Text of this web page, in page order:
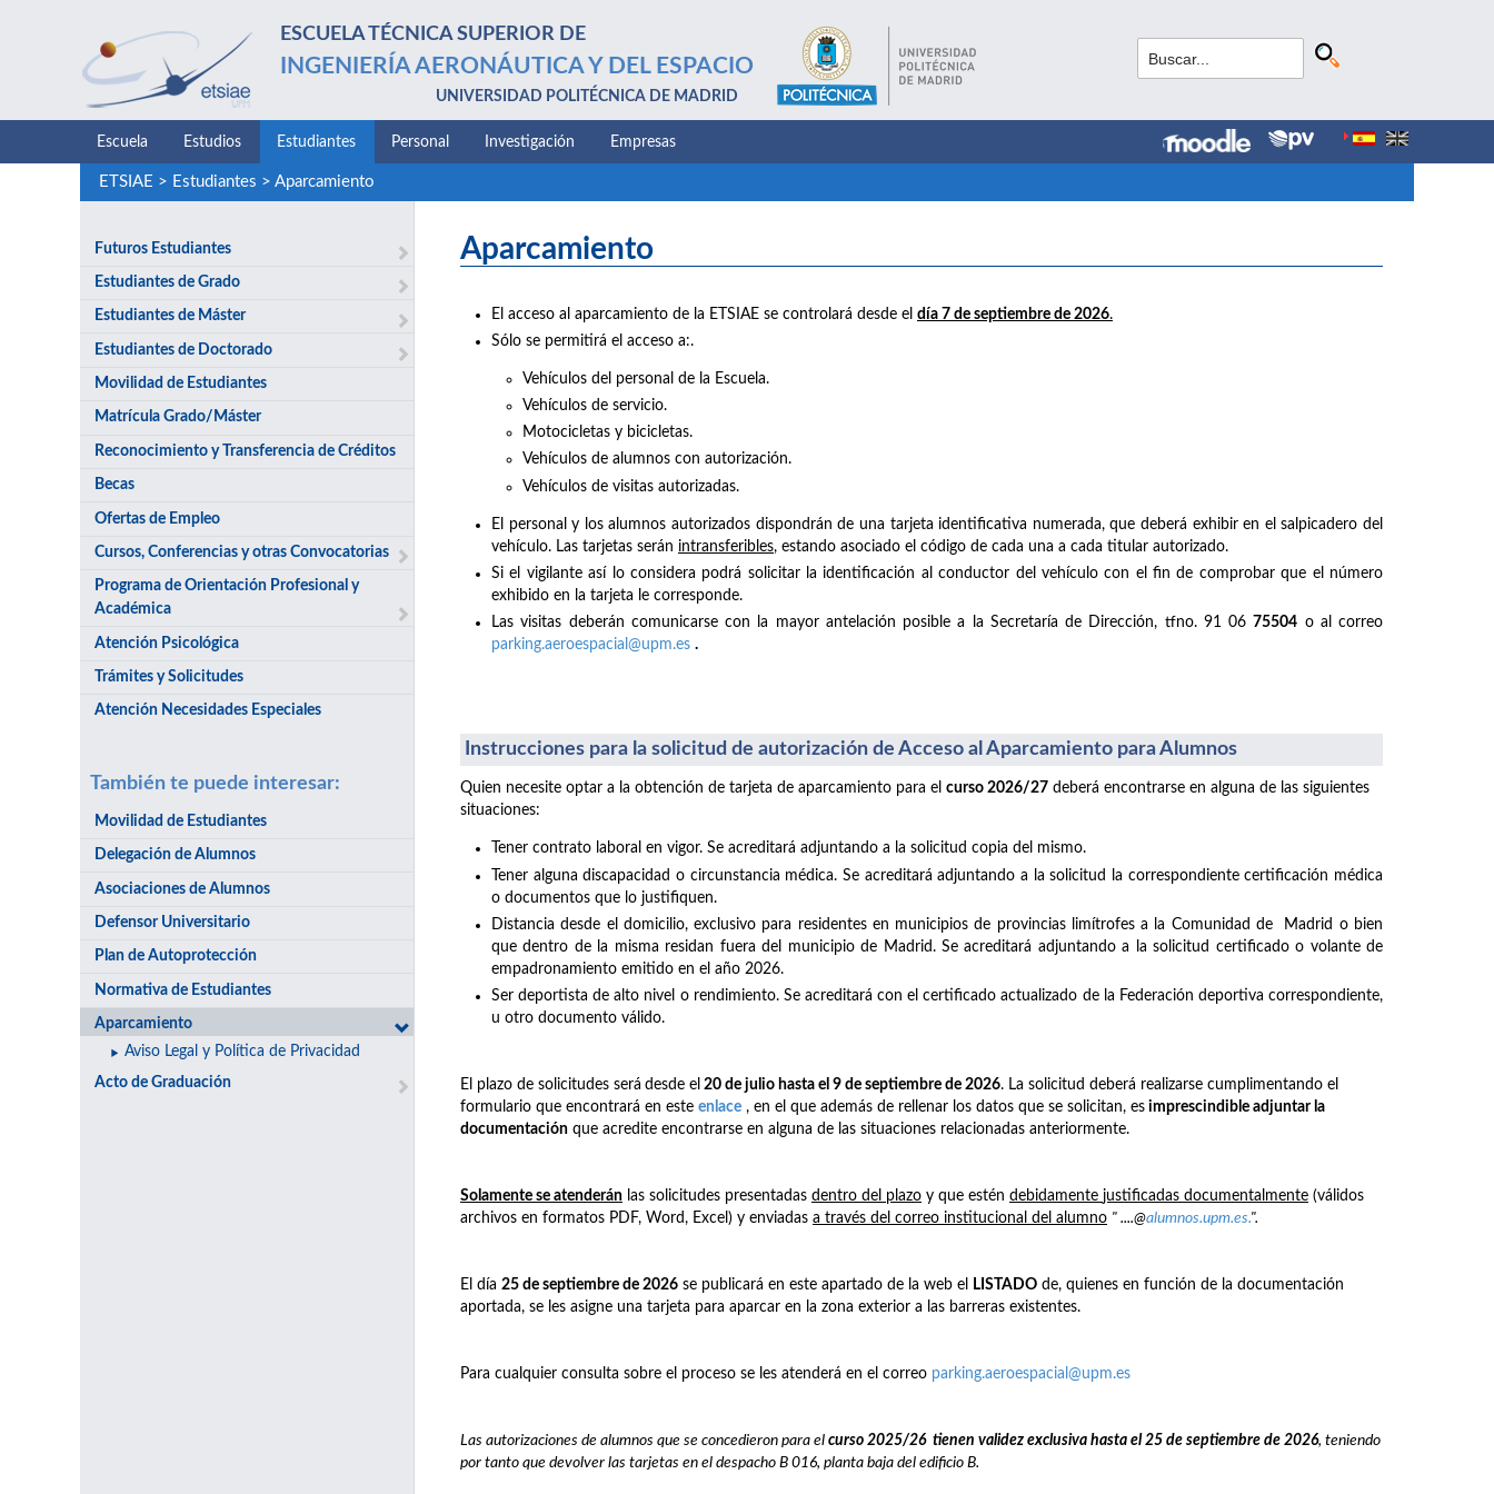
ESCUELA TÉCNICA SUPERIOR DE
INGENIERÍA AERONÁUTICA Y DEL ESPACIO
UNIVERSIDAD POLITÉCNICA DE MADRID
Escuela Estudios Estudiantes Personal Investigación Empresas
ETSIAE > Estudiantes > Aparcamiento
Futuros Estudiantes
Estudiantes de Grado
Estudiantes de Máster
Estudiantes de Doctorado
Movilidad de Estudiantes
Matrícula Grado/Máster
Reconocimiento y Transferencia de Créditos
Becas
Ofertas de Empleo
Cursos, Conferencias y otras Convocatorias
Programa de Orientación Profesional y
Académica
Atención Psicológica
Trámites y Solicitudes
Atención Necesidades Especiales
También te puede interesar:
Movilidad de Estudiantes
Delegación de Alumnos
Asociaciones de Alumnos
Defensor Universitario
Plan de Autoprotección
Normativa de Estudiantes
Aparcamiento
Aviso Legal y Política de Privacidad
Acto de Graduación
Aparcamiento
El acceso al aparcamiento de la ETSIAE se controlará desde el día 7 de septiembre de 2026.
Sólo se permitirá el acceso a:.
Vehículos del personal de la Escuela.
Vehículos de servicio.
Motocicletas y bicicletas.
Vehículos de alumnos con autorización.
Vehículos de visitas autorizadas.
El personal y los alumnos autorizados dispondrán de una tarjeta identificativa numerada, que deberá exhibir en el salpicadero del
vehículo. Las tarjetas serán intransferibles, estando asociado el código de cada una a cada titular autorizado.
Si el vigilante así lo considera podrá solicitar la identificación al conductor del vehículo con el fin de comprobar que el número
exhibido en la tarjeta le corresponde.
Las visitas deberán comunicarse con la mayor antelación posible a la Secretaría de Dirección, tfno. 91 06 75504 o al correo
parking.aeroespacial@upm.es .
Instrucciones para la solicitud de autorización de Acceso al Aparcamiento para Alumnos
Quien necesite optar a la obtención de tarjeta de aparcamiento para el curso 2026/27 deberá encontrarse en alguna de las siguientes
situaciones:
Tener contrato laboral en vigor. Se acreditará adjuntando a la solicitud copia del mismo.
Tener alguna discapacidad o circunstancia médica. Se acreditará adjuntando a la solicitud la correspondiente certificación médica
o documentos que lo justifiquen.
Distancia desde el domicilio, exclusivo para residentes en municipios de provincias limítrofes a la Comunidad de Madrid o bien
que dentro de la misma residan fuera del municipio de Madrid. Se acreditará adjuntando a la solicitud certificado o volante de
empadronamiento emitido en el año 2026.
Ser deportista de alto nivel o rendimiento. Se acreditará con el certificado actualizado de la Federación deportiva correspondiente,
u otro documento válido.
El plazo de solicitudes será desde el 20 de julio hasta el 9 de septiembre de 2026. La solicitud deberá realizarse cumplimentando el
formulario que encontrará en este enlace , en el que además de rellenar los datos que se solicitan, es imprescindible adjuntar la
documentación que acredite encontrarse en alguna de las situaciones relacionadas anteriormente.
Solamente se atenderán las solicitudes presentadas dentro del plazo y que estén debidamente justificadas documentalmente (válidos
archivos en formatos PDF, Word, Excel) y enviadas a través del correo institucional del alumno " ....@alumnos.upm.es.".
El día 25 de septiembre de 2026 se publicará en este apartado de la web el LISTADO de, quienes en función de la documentación
aportada, se les asigne una tarjeta para aparcar en la zona exterior a las barreras existentes.
Para cualquier consulta sobre el proceso se les atenderá en el correo parking.aeroespacial@upm.es
Las autorizaciones de alumnos que se concedieron para el curso 2025/26 tienen validez exclusiva hasta el 25 de septiembre de 2026, teniendo
por tanto que devolver las tarjetas en el despacho B 016, planta baja del edificio B.